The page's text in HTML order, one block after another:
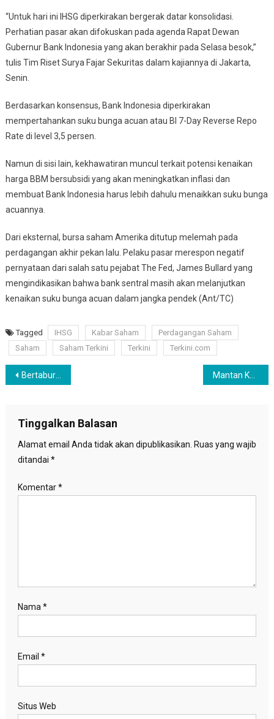
“Untuk hari ini IHSG diperkirakan bergerak datar konsolidasi.
Perhatian pasar akan difokuskan pada agenda Rapat Dewan
Gubernur Bank Indonesia yang akan berakhir pada Selasa besok,”
tulis Tim Riset Surya Fajar Sekuritas dalam kajiannya di Jakarta,
Senin.
Berdasarkan konsensus, Bank Indonesia diperkirakan
mempertahankan suku bunga acuan atau BI 7-Day Reverse Repo
Rate di level 3,5 persen.
Namun di sisi lain, kekhawatiran muncul terkait potensi kenaikan
harga BBM bersubsidi yang akan meningkatkan inflasi dan
membuat Bank Indonesia harus lebih dahulu menaikkan suku bunga
acuannya.
Dari eksternal, bursa saham Amerika ditutup melemah pada
perdagangan akhir pekan lalu. Pelaku pasar merespon negatif
pernyataan dari salah satu pejabat The Fed, James Bullard yang
mengindikasikan bahwa bank sentral masih akan melanjutkan
kenaikan suku bunga acuan dalam jangka pendek (Ant/TC)
Tagged IHSG Kabar Saham
Perdagangan Saham
Saham
Saham Terkini Terkini Terkini.com
Navigasi
Bertabur Diskon, IndiHome Hadirkan Varian Paket Promo 77% Kemerdekaan Mantan Kapolres Jakarta Selatan Ditahan di Mako Brimob Terkait Tewasnya Brigadir J
Tinggalkan Balasan
Alamat email Anda tidak akan dipublikasikan. Ruas yang wajib
ditandai *
Komentar*
Nama *
Email *
Situs Web